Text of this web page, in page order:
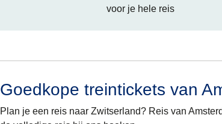
voor je hele reis
Goedkope treintickets van
Plan je een reis naar Zwitserland? Reis van